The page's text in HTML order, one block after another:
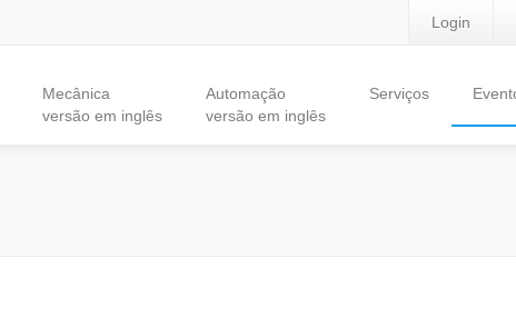
Login
Mecânica
versão em inglês
Automação
versão em inglês
Serviços